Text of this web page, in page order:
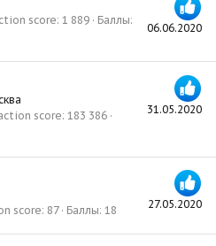
06.06.2020
score 1 889
Баллы
31.05.2020
score 183 386
27.05.2020
score 87 Баллы 18